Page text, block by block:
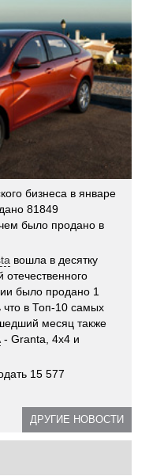
бизнеса в январе
81849
было продано в
вошла в десятку
было продано 1
что в Топ-10 самых
месяц также
- Granta, 4х4 и
15 577
ДРУГИЕ НОВОСТИ